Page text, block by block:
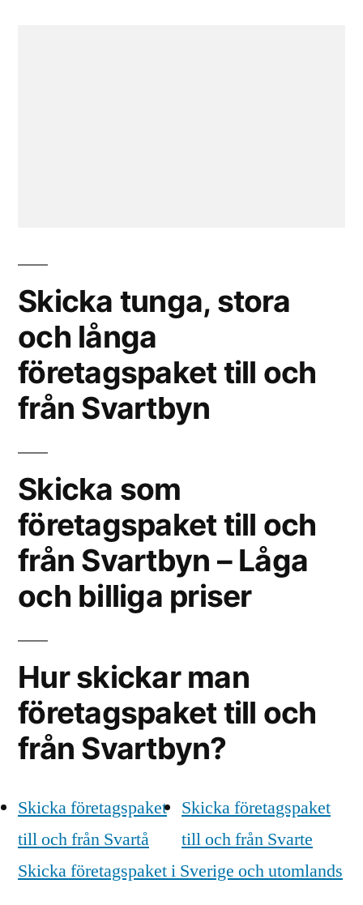
Skicka tunga, stora
och långa
företagspaket till och
från Svartbyn
Skicka som
företagspaket till och
från Svartbyn – Låga
och billiga priser
Hur skickar man
företagspaket till och
från Svartbyn?
Skicka företagspaket
till och från Svartå
Skicka företagspaket
till och från Svarte
Skicka företagspaket i Sverige och utomlands